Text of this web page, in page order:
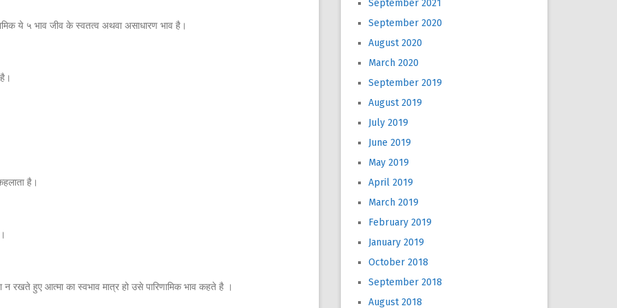
ये ५ भाव जीव के स्वतत्व अथवा असाधारण भाव है।
है।
रखते हुए आत्मा का स्वभाव मात्र हो उसे पारिणामिक भाव कहते है ।
September 2021
September 2020
August 2020
March 2020
September 2019
August 2019
July 2019
June 2019
May 2019
April 2019
March 2019
February 2019
January 2019
October 2018
September 2018
August 2018